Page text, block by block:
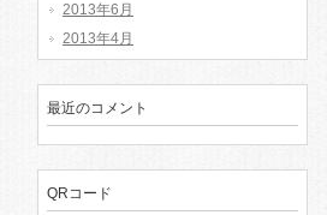
2013年6月
2013年4月
最近のコメント
QRコード